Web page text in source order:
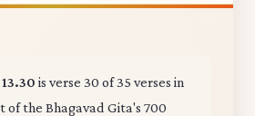
is verse 30 of 35 verses in
of the Bhagavad Gita's 700